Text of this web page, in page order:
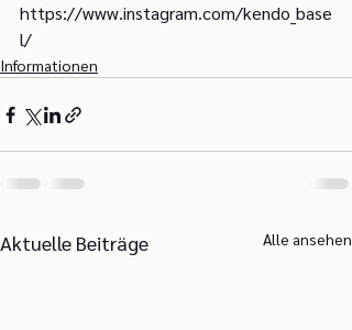
https://www.instagram.com/kendo_base
l/
Informationen
Aktuelle Beiträge Alle ansehen